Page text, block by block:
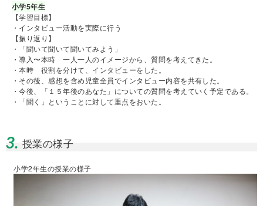
小学5年生
【学習目標】
・インタビュー活動を実際に行う
【振り返り】
・「聞いて聞いて聞いてみよう」
・導入〜本時 一人一人のイメージから、質問を考えてきた。
・本時 役割を分けて、インタビューをした。
・その後、感想を含め児童全員でインタビュー内容を共有した。
・今後、「１５年後のあなた」についての質問を考えていく予定である。
・「聞く」ということに対して重点をおいた。
3. 授業の様子
小学2年生の授業の様子